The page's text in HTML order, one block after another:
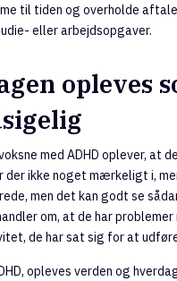
til tiden og overholde
eller arbejdsopgaver.
opleves
med ADHD oplever,
ikke noget mærkeligt i,
men det kan godt se
om, at de har
de har sat sig for at
opleves verden og